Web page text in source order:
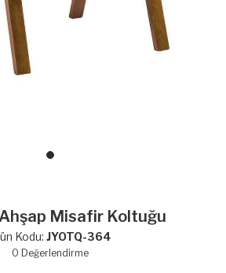
Misafir Koltuğu
Kodu: JYOTQ-364
0 Değerlendirme